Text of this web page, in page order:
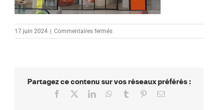
17 juin 2024 Commentaires ferméssur
VITRINE
Partagez ce contenu sur vos réseaux préférés :
Facebook LinkedInWhatsApp
Tumblr PinterestEmail